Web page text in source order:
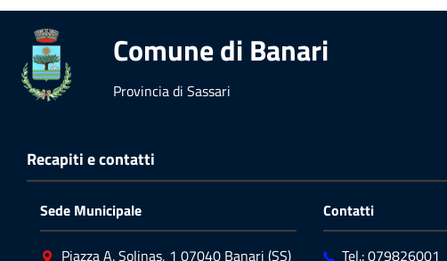
Comune di Banari
Provincia di Sassari
Recapiti e contatti
Sede Municipale
Piazza A. Solinas, 1 07040 Banari (SS)
Contatti
Tel.: 079826001